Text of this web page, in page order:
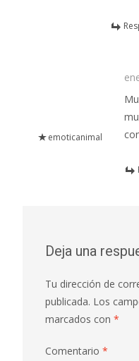
emoticanimal
Deja una
Tu dirección de
publicada. Los
marcados con *
Comentario *